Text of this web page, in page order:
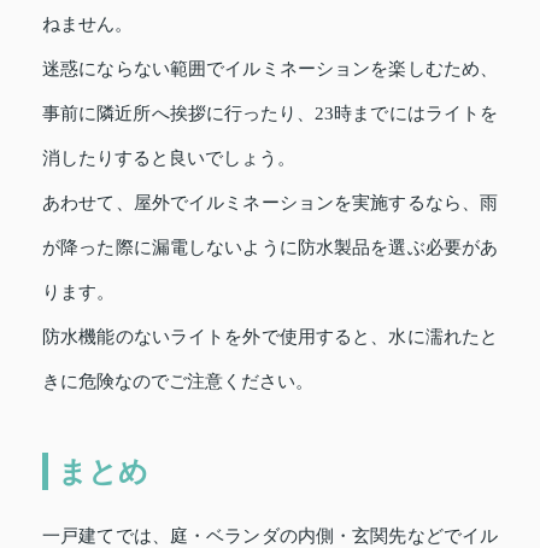
ねません。
迷惑にならない範囲でイルミネーションを楽しむため、
事前に隣近所へ挨拶に行ったり、23時までにはライトを
消したりすると良いでしょう。
あわせて、屋外でイルミネーションを実施するなら、雨
が降った際に漏電しないように防水製品を選ぶ必要があ
ります。
防水機能のないライトを外で使用すると、水に濡れたと
きに危険なのでご注意ください。
まとめ
一戸建てでは、庭・ベランダの内側・玄関先などでイル